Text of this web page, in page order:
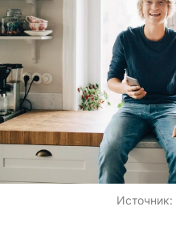
Источник: